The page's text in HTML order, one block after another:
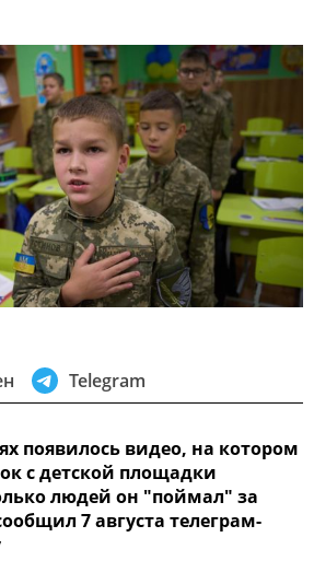
Telegram
появилось видео, на котором
с детской площадки
людей он "поймал" за
7 августа телеграм-